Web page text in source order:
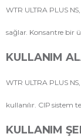
WTR ULTRA PLUS
sağlar. Konsantre bir
KULLANIM
WTR ULTRA PLUS
kullanılır. CIP sistem
KULLANIM